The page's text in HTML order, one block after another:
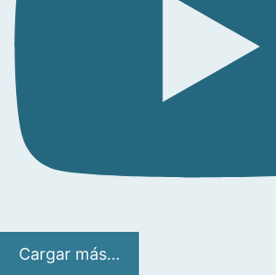
Cargar más...